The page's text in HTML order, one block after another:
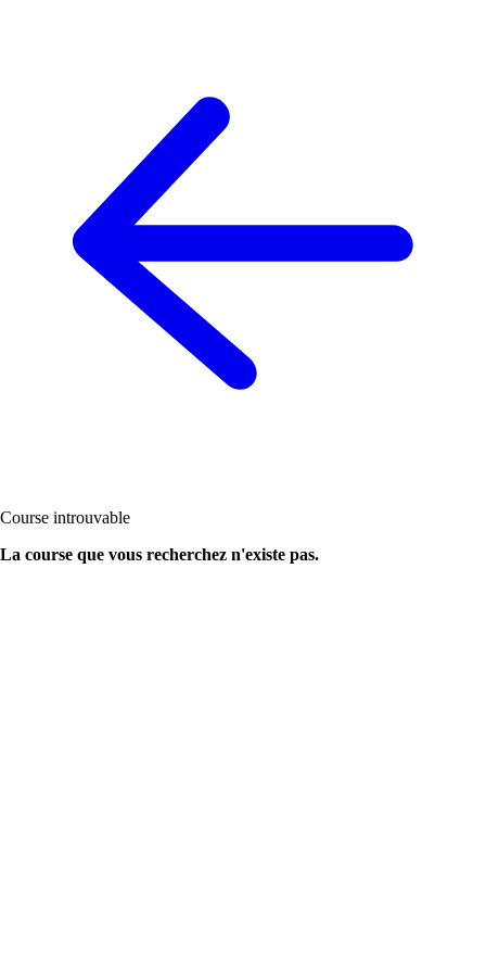
Course introuvable
La course que vous recherchez n'existe pas.